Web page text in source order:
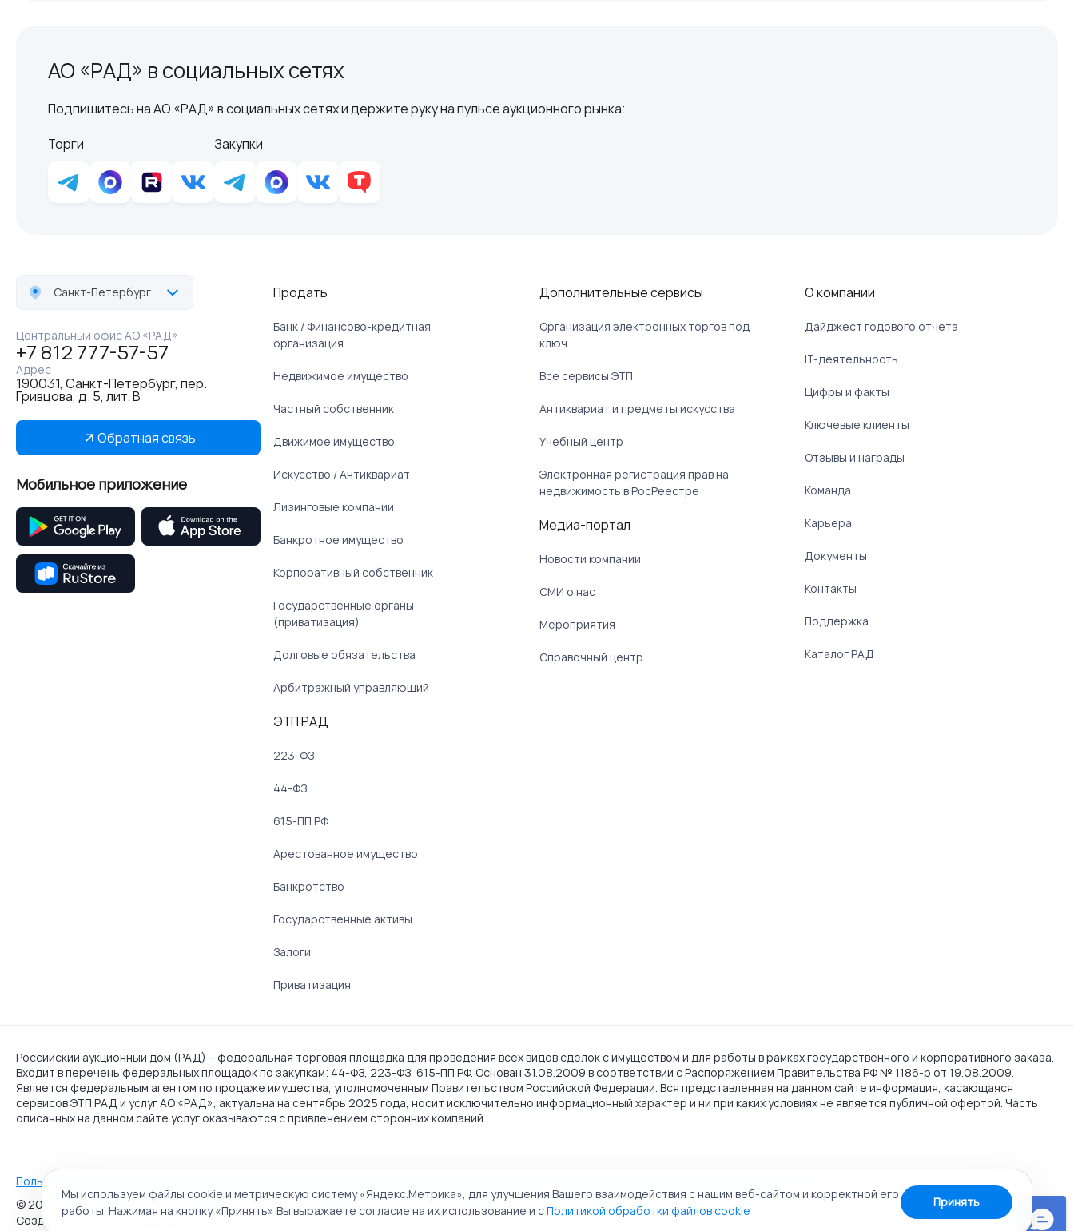
АО «РАД» в социальных сетях
Подпишитесь на АО «РАД» в социальных сетях и держите руку на пульсе аукционного рынка:
Торги
Закупки
Санкт-Петербург
Центральный офис АО «РАД»
+7 812 777-57-57
Адрес
190031, Санкт-Петербург, пер.
Гривцова, д. 5, лит. В
Обратная связь
Мобильное приложение
Продать
Банк / Финансово-кредитная
организация
Недвижимое имущество
Частный собственник
Движимое имущество
Искусство / Антиквариат
Лизинговые компании
Банкротное имущество
Корпоративный собственник
Государственные органы
(приватизация)
Долговые обязательства
Арбитражный управляющий
ЭТП РАД
223-ФЗ
44-ФЗ
615-ПП РФ
Арестованное имущество
Банкротство
Государственные активы
Залоги
Приватизация
Дополнительные сервисы
Организация электронных торгов под
ключ
Все сервисы ЭТП
Антиквариат и предметы искусства
Учебный центр
Электронная регистрация прав на
недвижимость в РосРеестре
Медиа-портал
Новости компании
СМИ о нас
Мероприятия
Справочный центр
О компании
Дайджест годового отчета
IT-деятельность
Цифры и факты
Ключевые клиенты
Отзывы и награды
Команда
Карьера
Документы
Контакты
Поддержка
Каталог РАД
Российский аукционный дом (РАД) – федеральная торговая площадка для проведения всех видов сделок с имуществом и для работы в рамках государственного и корпоративного заказа.
Входит в перечень федеральных площадок по закупкам: 44-ФЗ, 223-ФЗ, 615-ПП РФ. Основан 31.08.2009 в соответствии с Распоряжением Правительства РФ № 1186-р от 19.08.2009.
Является федеральным агентом по продаже имущества, уполномоченным Правительством Российской Федерации. Вся представленная на данном сайте информация, касающаяся
сервисов ЭТП РАД и услуг АО «РАД», актуальна на сентябрь 2025 года, носит исключительно информационный характер и ни при каких условиях не является публичной офертой. Часть
описанных на данном сайте услуг оказываются с привлечением сторонних компаний.
Пользовательское соглашение
© 2009 - 2026 АО «Российский аукционный дом» универсальная торговая площадка. Все права защищены.
Создание сайта: Alt It Solutions
Мы используем файлы cookie и метрическую систему «Яндекс.Метрика», для улучшения Вашего взаимодействия с нашим веб-сайтом и корректной его
работы. Нажимая на кнопку «Принять» Вы выражаете согласие на их использование и сПолитикой обработки файлов cookie
Принять